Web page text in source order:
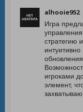
alhooie952
Игра
стратегию
игроками
элемент,